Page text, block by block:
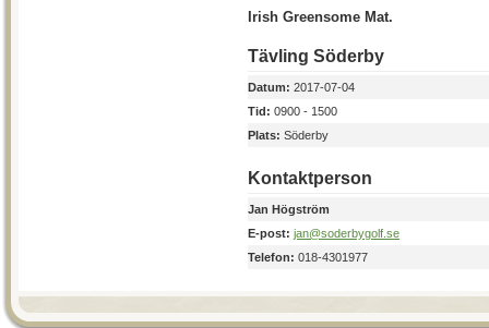
Irish Greensome Mat.
Tävling Söderby
Datum: 2017-07-04
Tid: 0900 - 1500
Plats: Söderby
Kontaktperson
Jan Högström
E-post: jan@soderbygolf.se
Telefon: 018-4301977